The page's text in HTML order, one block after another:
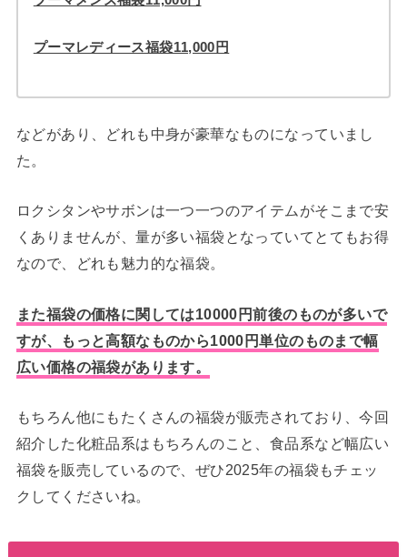
プーマレディース福袋11,000円
などがあり、どれも中身が豪華なものになっていまし
た。
ロクシタンやサボンは一つ一つのアイテムがそこまで安
くありませんが、量が多い福袋となっていてとてもお得
なので、どれも魅力的な福袋。
また福袋の価格に関しては10000円前後のものが多いで
すが、もっと高額なものから1000円単位のものまで幅
広い価格の福袋があります。
もちろん他にもたくさんの福袋が販売されており、今回
紹介した化粧品系はもちろんのこと、食品系など幅広い
福袋を販売しているので、ぜひ2025年の福袋もチェッ
クしてくださいね。